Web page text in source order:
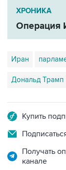
ХРОНИКА
Операция
Иран
Дональд Трамп
Купить
Получать
канале